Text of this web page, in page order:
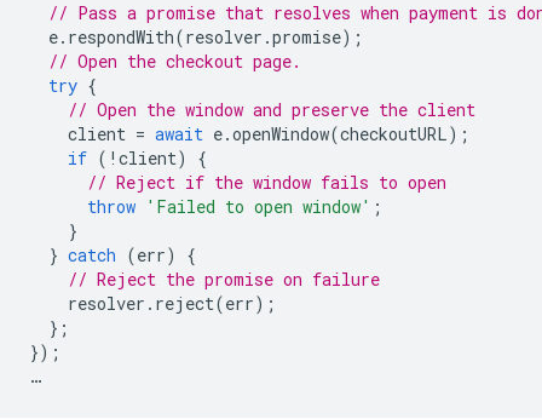
// Pass a promise that resolves when payment is
e. respondWith(resolver .promise);
// Open the checkout page.
try {
// Open the window and preserve the client
client = await e.openWindow(checkoutURL);
if ( ! client)
{
// Reject if the window fails to open
throw 'Failed to open window' ;
}
} catch (err)
{
// Reject the promise on failure
resolver . reject(err);
};
});
…